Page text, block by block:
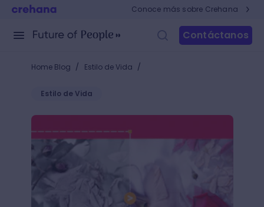
Conoce más sobre Crehana
Contáctanos
Home Blog / Estilo de Vida /
Estilo de Vida
Photoshop LUTs: el secreto para ajustar el color